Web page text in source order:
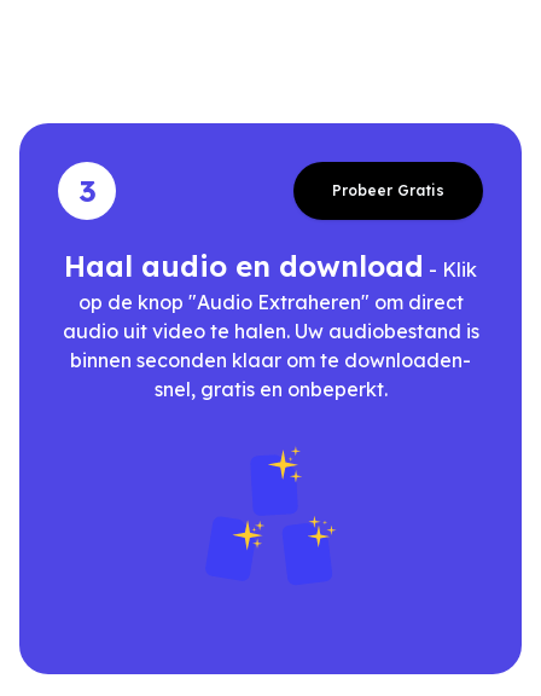
3 Probeer Gratis
Haal audio en download - Klik
op de knop "Audio Extraheren" om direct
audio uit video te halen. Uw audiobestand is
binnen seconden klaar om te downloaden-
snel, gratis en onbeperkt.